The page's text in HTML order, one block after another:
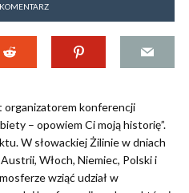
organizatorem konferencji
– opowiem Ci moją historię”.
W słowackiej Żilinie w dniach
Włoch, Niemiec, Polski i
wziąć udział w